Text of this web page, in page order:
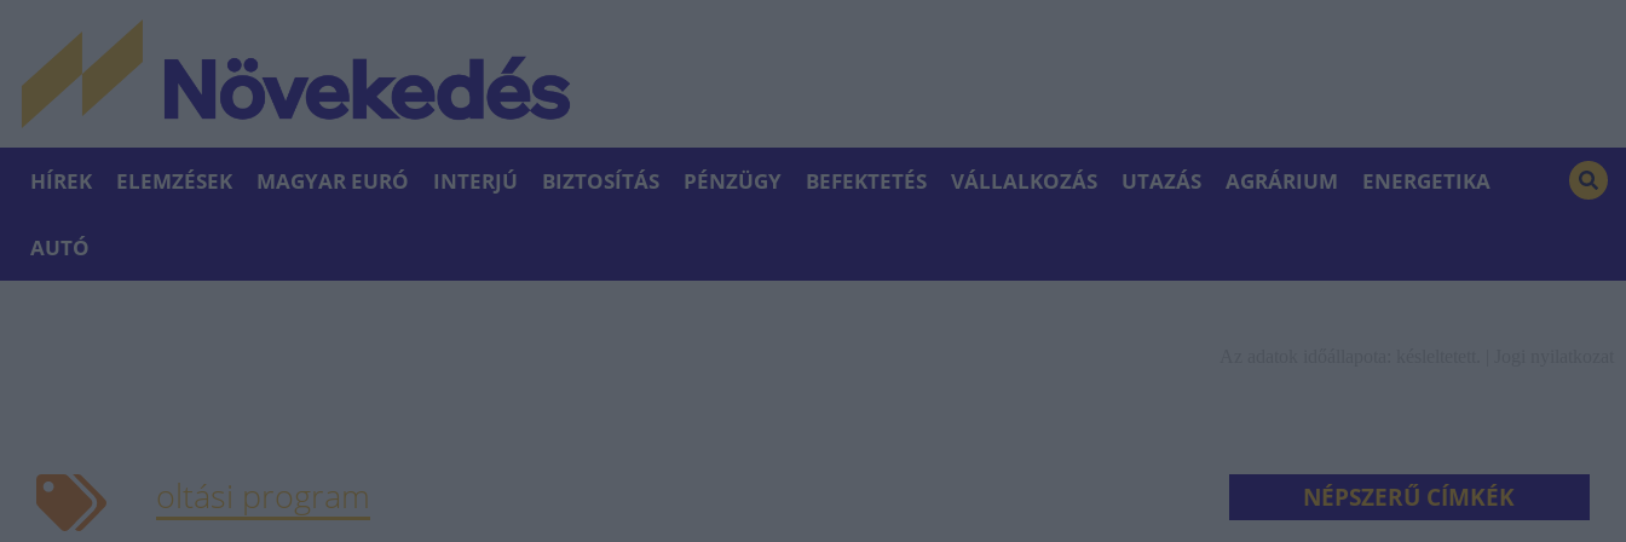
HÍREK ELEMZÉSEK MAGYAR EURÓ INTERJÚ BIZTOSÍTÁS PÉNZÜGY BEFEKTETÉS VÁLLALKOZÁS UTAZÁS AGRÁRIUM ENERGETIKA
AUTÓ
oltási program NÉPSZERŰ CÍMKÉK